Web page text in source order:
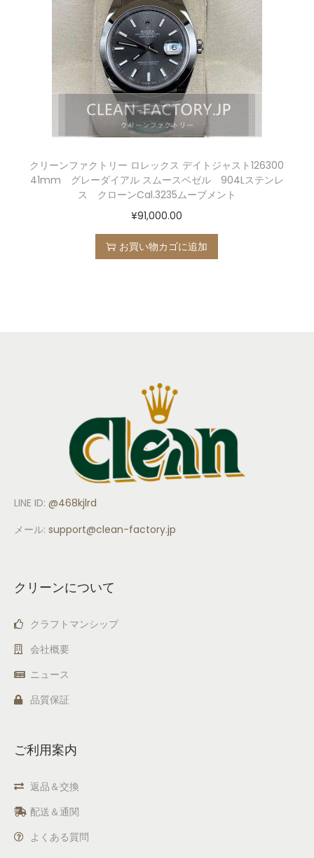
クリーンファクトリー ロレックス デイトジャスト126300
41mm グレーダイアル スムースベゼル 904Lステンレ
ス クローンCal.3235ムーブメント
¥91,000.00
お買い物カゴに追加
LINE ID: @468kjlrd
メール: support@clean-factory.jp
クリーンについて
クラフトマンシップ
会社概要
ニュース
品質保証
ご利用案内
返品＆交換
配送＆通関
よくある質問